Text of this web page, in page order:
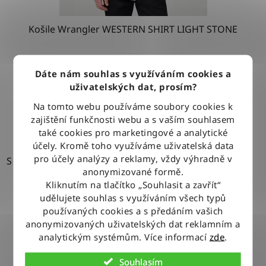
Dáte nám souhlas s využíváním cookies a
uživatelských dat, prosím?
Na tomto webu používáme soubory cookies k
zajištění funkčnosti webu a s vaším souhlasem
také cookies pro marketingové a analytické
účely. Kromě toho využíváme uživatelská data
pro účely analýzy a reklamy, vždy výhradně v
anonymizované formě.
Kliknutím na tlačítko „Souhlasit a zavřít“
udělujete souhlas s využíváním všech typů
používaných cookies a s předáním vašich
anonymizovaných uživatelských dat reklamním a
analytickým systémům. Více informací zde.
Souhlasím
Košile Wrangler WESTERN SHIRT LIGHT STONE
1 279 Kč
DETAIL
S